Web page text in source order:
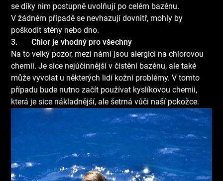
se díky nim postupně uvolňují po celém bazénu.
V žádném případě se nevhazují dovnitř, mohly by
poškodit stěny nebo dno.
3.Chlor je vhodný pro všechny
Na to velký pozor, mezi námi jsou alergici na chlorovou
chemii. Je sice nejúčinnější v čistění bazénu, ale také
může vyvolat u některých lidí kožní problémy. V tomto
případu bude nutno začít používat kyslíkovou chemii,
která je sice nákladnější, ale šetrná vůči naší pokožce.